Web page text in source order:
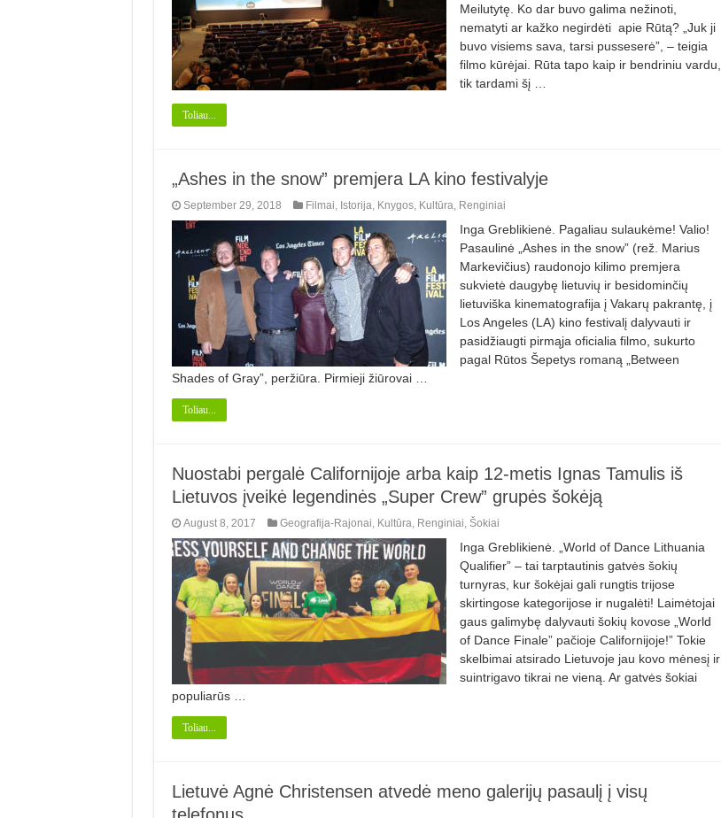
Meilutytę. Ko dar buvo galima nežinoti,
nematyti ar kažko negirdėti apie Rūtą? „Juk ji
buvo visiems sava, tarsi pusseserė”, – teigia
filmo kūrėjai. Rūta tapo kaip ir bendriniu vardu,
tik tardami šį …
Toliau...
„Ashes in the snow” premjera LA kino festivalyje
September 29, 2018 Filmai Istorija Knygos, Kultūra Renginiai
Inga Greblikienė. Pagaliau sulaukėme! Valio!
Pasaulinė „Ashes in the snow” (rež. Marius
Markevičius) raudonojo kilimo premjera
sukvietė daugybę lietuvių ir besidominčių
lietuviška kinematografija į Vakarų pakrantę, į
Los Angeles (LA) kino festivalį dalyvauti ir
pasidžiaugti pirmąja oficialia filmo, sukurto
pagal Rūtos Šepetys romaną „Between
Shades of Gray”, peržiūra. Pirmieji žiūrovai …
Toliau...
Nuostabi pergalė Californijoje arba kaip 12-metis Ignas Tamulis iš
Lietuvos įveikė legendinės „Super Crew” grupės šokėją
August 8, 2017 Geografija-Rajonai Kultūra Renginiai Šokiai
Inga Greblikienė. „World of Dance Lithuania
Qualifier” – tai tarptautinis gatvės šokių
turnyras, kur šokėjai gali rungtis trijose
skirtingose kategorijose ir nugalėti! Laimėtojai
gaus galimybę dalyvauti šokių kovose „World
of Dance Finale” pačioje Californi­joje!” Tokie
skelbimai atsirado Lietuvoje jau kovo mėnesį ir
suintrigavo tikrai ne vieną. Ar gatvės šokiai
populiarūs …
Toliau...
Lietuvė Agnė Christensen atvedė meno galerijų pasaulį į visų